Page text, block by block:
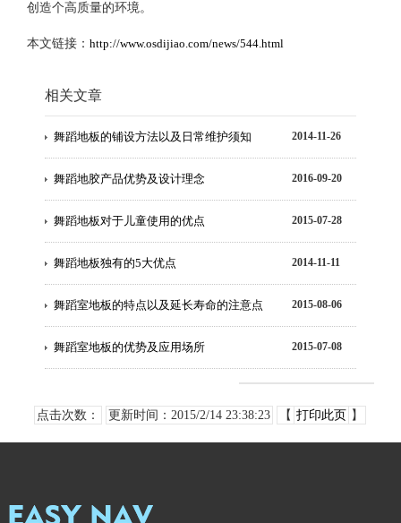
创造个高质量的环境。
本文链接：http://www.osdijiao.com/news/544.html
相关文章
2014-11-26
舞蹈地板的铺设方法以及日常维护须知
2016-09-20
舞蹈地胶产品优势及设计理念
2015-07-28
舞蹈地板对于儿童使用的优点
2014-11-11
舞蹈地板独有的5大优点
2015-08-06
舞蹈室地板的特点以及延长寿命的注意点
2015-07-08
舞蹈室地板的优势及应用场所
点击次数： 更新时间：2015/2/14 23:38:23 【 打印此页 】